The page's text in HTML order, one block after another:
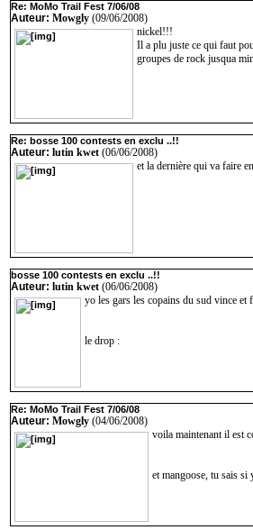
Re: MoMo Trail Fest 7/06/08
Auteur: Mowgly (09/06/2008)
nickel!!!
Il a plu juste ce qui faut
groupes de rock jusqua
Re: bosse 100 contests en exclu ..!!
Auteur: lutin kwet (06/06/2008)
et la dernière qui va faire
bosse 100 contests en exclu ..!!
Auteur: lutin kwet (06/06/2008)
yo les gars les copains du sud vince et
le drop :
Re: MoMo Trail Fest 7/06/08
Auteur: Mowgly (04/06/2008)
voila maintenant il est
et mangoose, tu sais si